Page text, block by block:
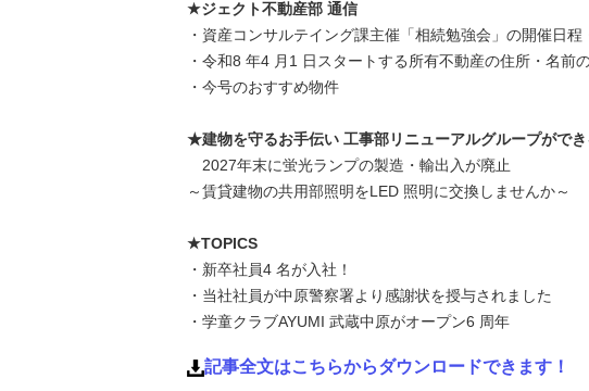
★ジェクト不動産部 通信
・資産コンサルテイング課主催「相続勉強会」の開催日程
・令和8 年4 月1 日スタートする所有不動産の住所・名前
・今号のおすすめ物件
★建物を守るお手伝い 工事部リニューアルグループができ
2027年末に蛍光ランプの製造・輸出入が廃止
～賃貸建物の共用部照明をLED 照明に交換しませんか～
★TOPICS
・新卒社員4 名が入社！
・当社社員が中原警察署より感謝状を授与されました
・学童クラブAYUMI 武蔵中原がオープン6 周年
記事全文はこちらからダウンロードできます！